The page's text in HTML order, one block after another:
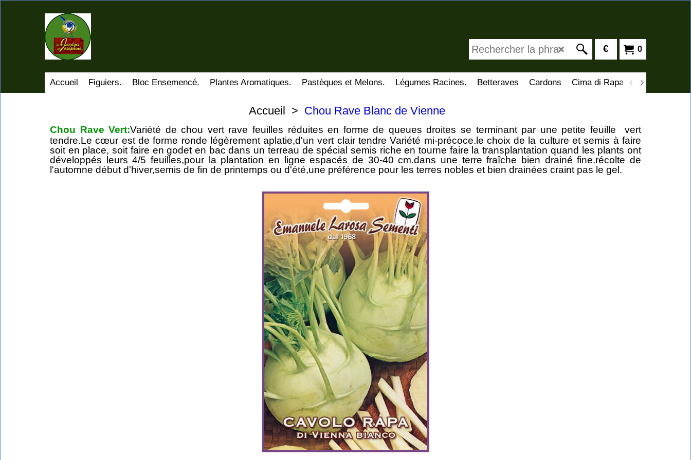
0
€
Accueil Figuiers. Bloc Ensemencé. Plantes Aromatiques. Pastèques et Melons. Légumes Racines. Betteraves Cardons Cima di Rapa Artichauts
Accueil > Chou Rave Blanc de Vienne
Chou Rave Vert:Variété de chou vert rave feuilles réduites en forme de queues droites se terminant par une petite feuille vert
tendre.Le cœur est de forme ronde légèrement aplatie,d'un vert clair tendre Variété mi-précoce.le choix de la culture et semis à faire
soit en place, soit faire en godet en bac dans un terreau de spécial semis riche en tourne faire la transplantation quand les plants ont
développés leurs 4/5 feuilles,pour la plantation en ligne espacés de 30-40 cm.dans une terre fraîche bien drainé fine.récolte de
l'automne début d'hiver,semis de fin de printemps ou d'été,une préférence pour les terres nobles et bien drainées craint pas le gel.